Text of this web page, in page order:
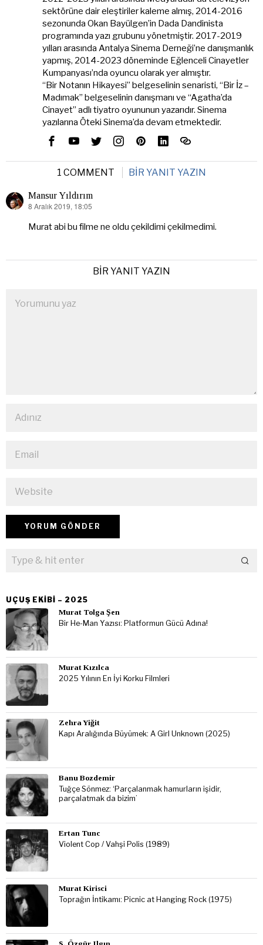
sektörüne dair eleştiriler kaleme almış, 2014-2016
sezonunda Okan Bayülgen’in Dada Dandinista
programında yazı grubunu yönetmiştir. 2017-2019
yılları arasında Antalya Sinema Derneği’ne danışmanlık
yapmış, 2014-2023 döneminde Eğlenceli Cinayetler
Kumpanyası’nda oyuncu olarak yer almıştır.
“Bir Notanın Hikayesi” belgeselinin senaristi, “Bir İz –
Madımak” belgeselinin danışmanı ve “Agatha’da
Cinayet” adlı tiyatro oyununun yazarıdır. Sinema
yazılarına Öteki Sinema’da devam etmektedir.
1 COMMENT BIR YANIT YAZIN
Mansur Yıldırım
dedi
8 Aralık 2019, 18:05
Murat abi bu filme ne oldu çekildimi çekilmedimi.
BIR YANIT YAZIN
UÇUŞ EKIBI – 2025
Murat Tolga Şen
Bir He-Man Yazısı: Platformun Gücü Adına!
Murat Kızılca
2025 Yılının En İyi Korku Filmleri
Zehra Yiğit
Kapı Aralığında Büyümek: A Girl Unknown (2025)
Banu Bozdemir
Tuğçe Sönmez: ‘Parçalanmak hamurların işidir,
parçalatmak da bizim’
Ertan Tunc
Violent Cop / Vahşi Polis (1989)
Murat Kirisci
Toprağın İntikamı: Picnic at Hanging Rock (1975)